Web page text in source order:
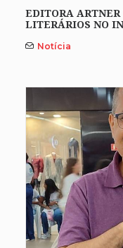
EDITORA
LITERÁRIOS NO
Notícia